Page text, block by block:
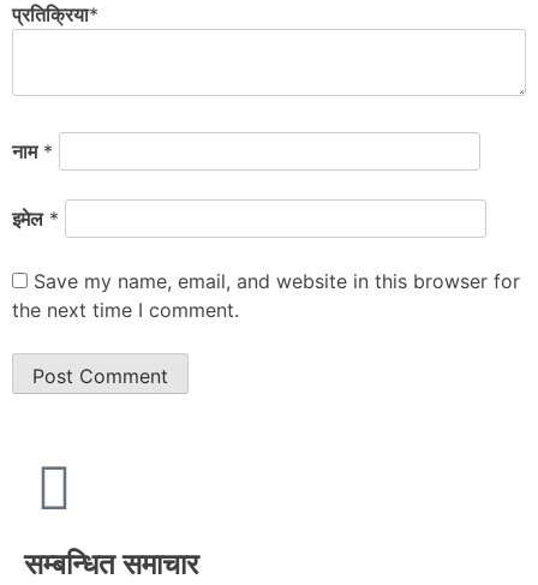
प्रतिक्रिया*
नाम *
इमेल *
Save my name, email, and website in this browser for
the next time I comment.
सम्बन्धित समाचार